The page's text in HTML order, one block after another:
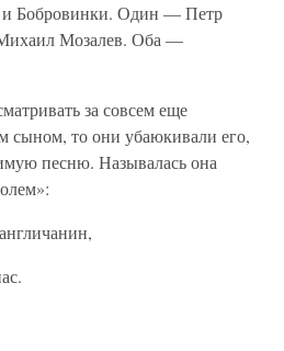
и Бобровинки. Один — Петр
Мозалев. Оба —
за совсем еще
сыном, то они убаюкивали его,
песню. Называлась она